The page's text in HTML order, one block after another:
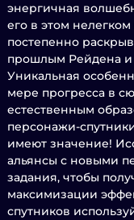
энергичная
его в этом
постепенно
прошлым Рейдена и
Уникальная
мере прогресса в
естественным
персонажи-
имеют значение!
альянсы с новыми
задания, чтобы
максимизации
спутников